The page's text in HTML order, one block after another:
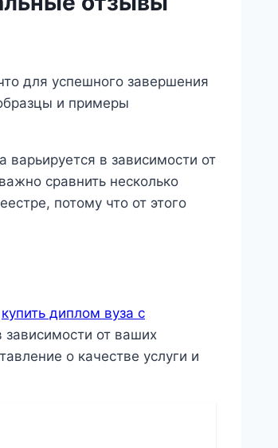
для успешного завершения
и примеры
в зависимости от
сравнить несколько
потому что от этого
купить диплом вуза с
от ваших
о качестве услуги и